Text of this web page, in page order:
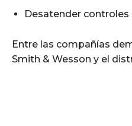
Desatender
Entre las compañías
Smith & Wesson y el